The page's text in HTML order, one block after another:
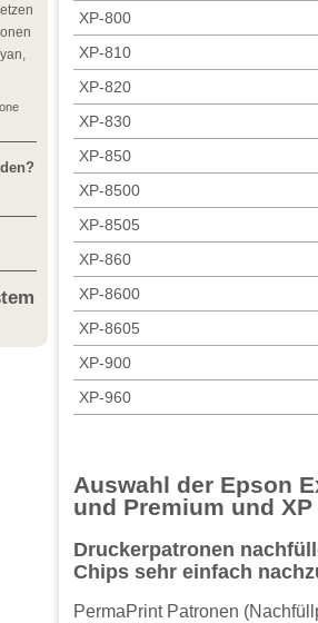
XP-800
XP-810
XP-820
XP-830
XP-850
XP-8500
XP-8505
XP-860
XP-8600
XP-8605
XP-900
XP-960
Auswahl der Epson
und Premium und XP
Druckerpatronen
Chips sehr einfach
PermaPrint Patronen